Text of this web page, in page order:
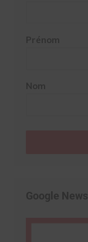
Prénom
Nom
Google News